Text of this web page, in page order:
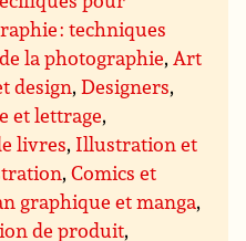
: techniques
la photographie,Art
design,Designers,
et lettrage,
livres, Illustration et
,Comics et
graphique et manga,
de produit,